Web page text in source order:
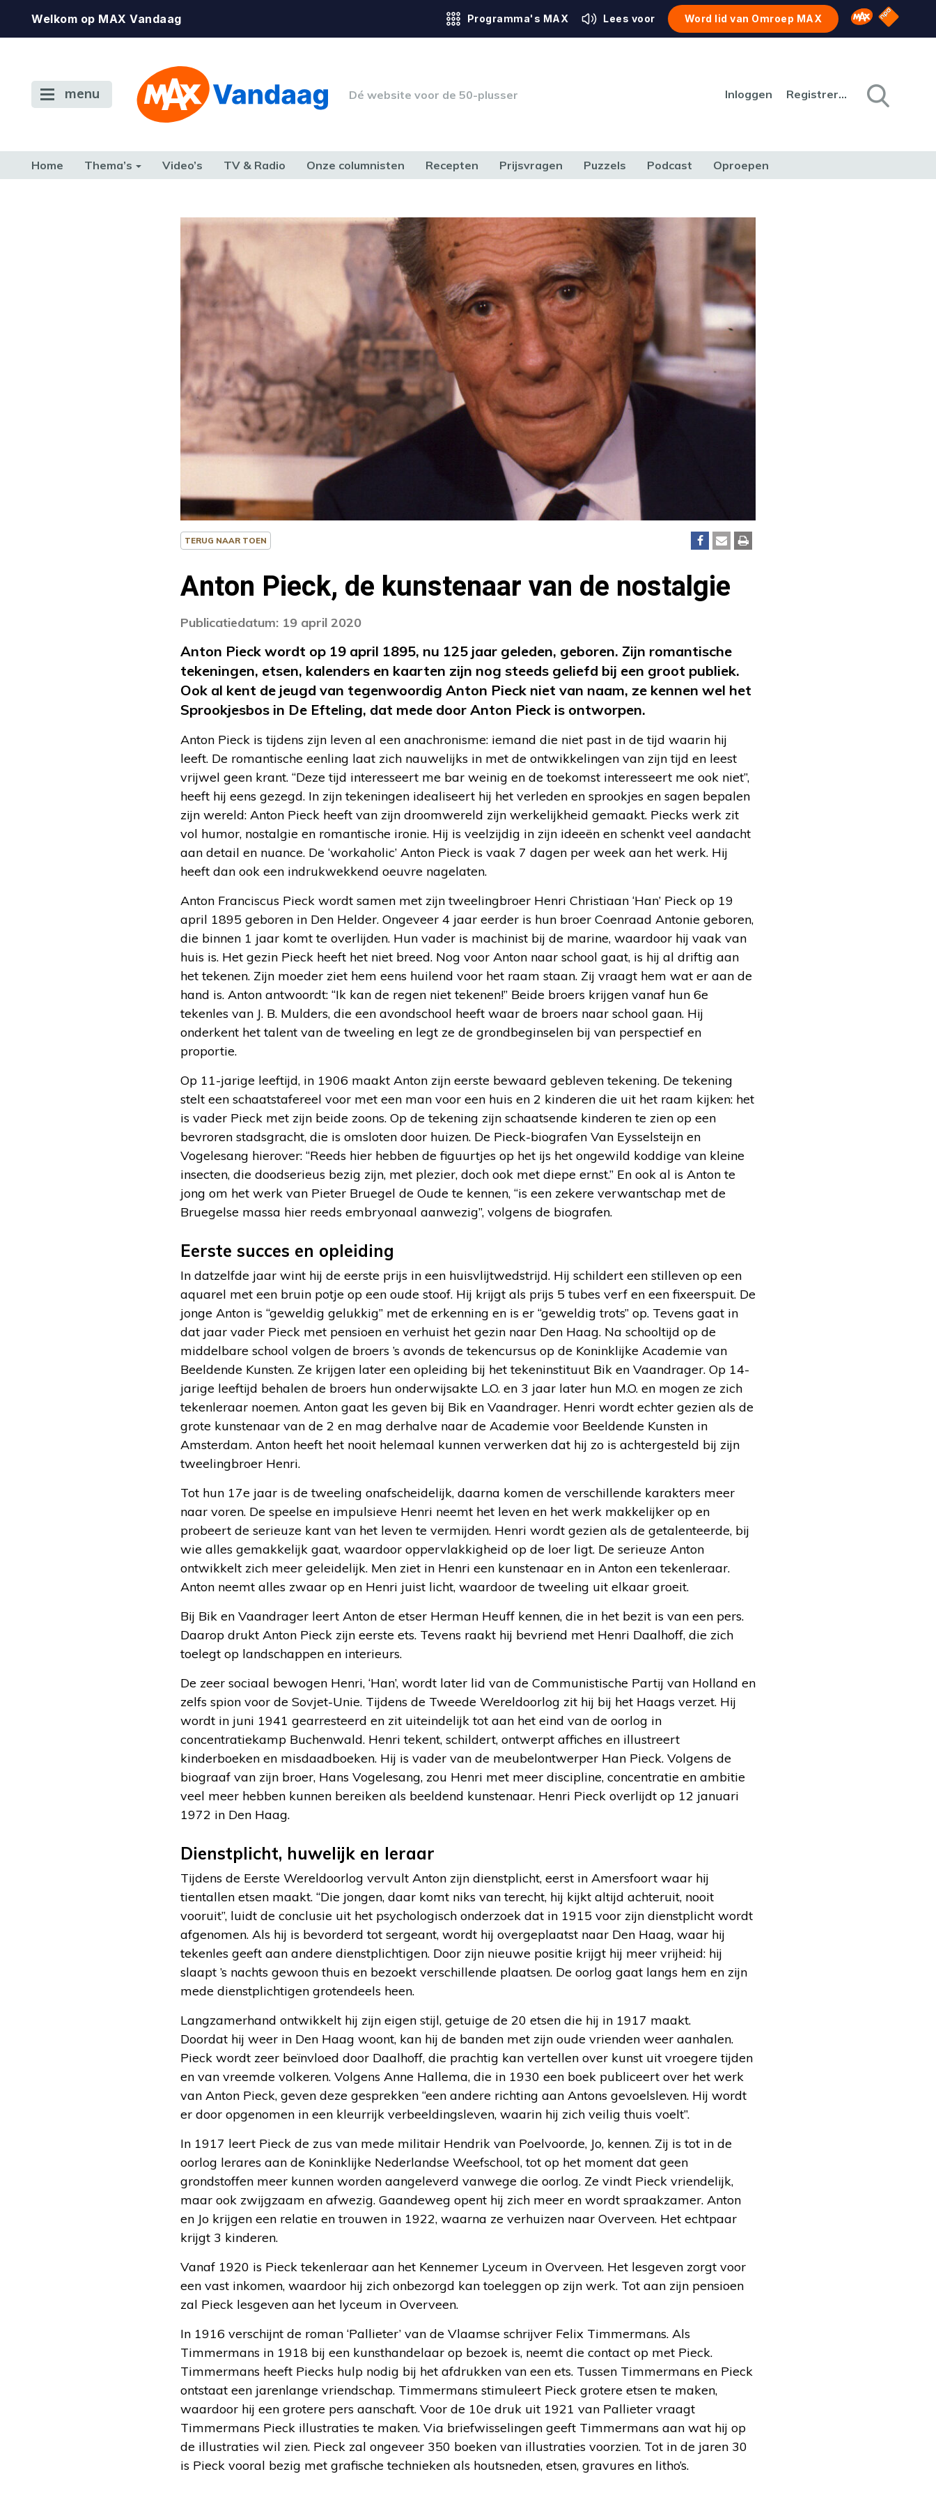
Welkom op MAX Vandaag Programma's MAX Lees voor Word lid van Omroep MAX Omroep MAX
NPO
menu Dé website voor de 50-plusser Inloggen Registreren
Home Thema’s Video’s TV & Radio Onze columnisten Recepten Prijsvragen Puzzels Podcast Oproepen
TERUG NAAR TOEN
Anton Pieck, de kunstenaar van de nostalgie
Publicatiedatum: 19 april 2020
Anton Pieck wordt op 19 april 1895, nu 125 jaar geleden, geboren. Zijn romantische
tekeningen, etsen, kalenders en kaarten zijn nog steeds geliefd bij een groot publiek.
Ook al kent de jeugd van tegenwoordig Anton Pieck niet van naam, ze kennen wel het
Sprookjesbos in De Efteling, dat mede door Anton Pieck is ontworpen.
Anton Pieck is tijdens zijn leven al een anachronisme: iemand die niet past in de tijd waarin hij
leeft. De romantische eenling laat zich nauwelijks in met de ontwikkelingen van zijn tijd en leest
vrijwel geen krant. “Deze tijd interesseert me bar weinig en de toekomst interesseert me ook niet”,
heeft hij eens gezegd. In zijn tekeningen idealiseert hij het verleden en sprookjes en sagen bepalen
zijn wereld: Anton Pieck heeft van zijn droomwereld zijn werkelijkheid gemaakt. Piecks werk zit
vol humor, nostalgie en romantische ironie. Hij is veelzijdig in zijn ideeën en schenkt veel aandacht
aan detail en nuance. De ‘workaholic’ Anton Pieck is vaak 7 dagen per week aan het werk. Hij
heeft dan ook een indrukwekkend oeuvre nagelaten.
Anton Franciscus Pieck wordt samen met zijn tweelingbroer Henri Christiaan ‘Han’ Pieck op 19
april 1895 geboren in Den Helder. Ongeveer 4 jaar eerder is hun broer Coenraad Antonie geboren,
die binnen 1 jaar komt te overlijden. Hun vader is machinist bij de marine, waardoor hij vaak van
huis is. Het gezin Pieck heeft het niet breed. Nog voor Anton naar school gaat, is hij al driftig aan
het tekenen. Zijn moeder ziet hem eens huilend voor het raam staan. Zij vraagt hem wat er aan de
hand is. Anton antwoordt: “Ik kan de regen niet tekenen!” Beide broers krijgen vanaf hun 6e
tekenles van J. B. Mulders, die een avondschool heeft waar de broers naar school gaan. Hij
onderkent het talent van de tweeling en legt ze de grondbeginselen bij van perspectief en
proportie.
Op 11-jarige leeftijd, in 1906 maakt Anton zijn eerste bewaard gebleven tekening. De tekening
stelt een schaatstafereel voor met een man voor een huis en 2 kinderen die uit het raam kijken: het
is vader Pieck met zijn beide zoons. Op de tekening zijn schaatsende kinderen te zien op een
bevroren stadsgracht, die is omsloten door huizen. De Pieck-biografen Van Eysselsteijn en
Vogelesang hierover: “Reeds hier hebben de figuurtjes op het ijs het ongewild koddige van kleine
insecten, die doodserieus bezig zijn, met plezier, doch ook met diepe ernst.” En ook al is Anton te
jong om het werk van Pieter Bruegel de Oude te kennen, “is een zekere verwantschap met de
Bruegelse massa hier reeds embryonaal aanwezig”, volgens de biografen.
Eerste succes en opleiding
In datzelfde jaar wint hij de eerste prijs in een huisvlijtwedstrijd. Hij schildert een stilleven op een
aquarel met een bruin potje op een oude stoof. Hij krijgt als prijs 5 tubes verf en een fixeerspuit. De
jonge Anton is “geweldig gelukkig” met de erkenning en is er “geweldig trots” op. Tevens gaat in
dat jaar vader Pieck met pensioen en verhuist het gezin naar Den Haag. Na schooltijd op de
middelbare school volgen de broers ’s avonds de tekencursus op de Koninklijke Academie van
Beeldende Kunsten. Ze krijgen later een opleiding bij het tekeninstituut Bik en Vaandrager. Op 14-
jarige leeftijd behalen de broers hun onderwijsakte L.O. en 3 jaar later hun M.O. en mogen ze zich
tekenleraar noemen. Anton gaat les geven bij Bik en Vaandrager. Henri wordt echter gezien als de
grote kunstenaar van de 2 en mag derhalve naar de Academie voor Beeldende Kunsten in
Amsterdam. Anton heeft het nooit helemaal kunnen verwerken dat hij zo is achtergesteld bij zijn
tweelingbroer Henri.
Tot hun 17e jaar is de tweeling onafscheidelijk, daarna komen de verschillende karakters meer
naar voren. De speelse en impulsieve Henri neemt het leven en het werk makkelijker op en
probeert de serieuze kant van het leven te vermijden. Henri wordt gezien als de getalenteerde, bij
wie alles gemakkelijk gaat, waardoor oppervlakkigheid op de loer ligt. De serieuze Anton
ontwikkelt zich meer geleidelijk. Men ziet in Henri een kunstenaar en in Anton een tekenleraar.
Anton neemt alles zwaar op en Henri juist licht, waardoor de tweeling uit elkaar groeit.
Bij Bik en Vaandrager leert Anton de etser Herman Heuff kennen, die in het bezit is van een pers.
Daarop drukt Anton Pieck zijn eerste ets. Tevens raakt hij bevriend met Henri Daalhoff, die zich
toelegt op landschappen en interieurs.
De zeer sociaal bewogen Henri, ‘Han’, wordt later lid van de Communistische Partij van Holland en
zelfs spion voor de Sovjet-Unie. Tijdens de Tweede Wereldoorlog zit hij bij het Haags verzet. Hij
wordt in juni 1941 gearresteerd en zit uiteindelijk tot aan het eind van de oorlog in
concentratiekamp Buchenwald. Henri tekent, schildert, ontwerpt affiches en illustreert
kinderboeken en misdaadboeken. Hij is vader van de meubelontwerper Han Pieck. Volgens de
biograaf van zijn broer, Hans Vogelesang, zou Henri met meer discipline, concentratie en ambitie
veel meer hebben kunnen bereiken als beeldend kunstenaar. Henri Pieck overlijdt op 12 januari
1972 in Den Haag.
Dienstplicht, huwelijk en leraar
Tijdens de Eerste Wereldoorlog vervult Anton zijn dienstplicht, eerst in Amersfoort waar hij
tientallen etsen maakt. “Die jongen, daar komt niks van terecht, hij kijkt altijd achteruit, nooit
vooruit”, luidt de conclusie uit het psychologisch onderzoek dat in 1915 voor zijn dienstplicht wordt
afgenomen. Als hij is bevorderd tot sergeant, wordt hij overgeplaatst naar Den Haag, waar hij
tekenles geeft aan andere dienstplichtigen. Door zijn nieuwe positie krijgt hij meer vrijheid: hij
slaapt ’s nachts gewoon thuis en bezoekt verschillende plaatsen. De oorlog gaat langs hem en zijn
mede dienstplichtigen grotendeels heen.
Langzamerhand ontwikkelt hij zijn eigen stijl, getuige de 20 etsen die hij in 1917 maakt.
Doordat hij weer in Den Haag woont, kan hij de banden met zijn oude vrienden weer aanhalen.
Pieck wordt zeer beïnvloed door Daalhoff, die prachtig kan vertellen over kunst uit vroegere tijden
en van vreemde volkeren. Volgens Anne Hallema, die in 1930 een boek publiceert over het werk
van Anton Pieck, geven deze gesprekken “een andere richting aan Antons gevoelsleven. Hij wordt
er door opgenomen in een kleurrijk verbeeldingsleven, waarin hij zich veilig thuis voelt”.
In 1917 leert Pieck de zus van mede militair Hendrik van Poelvoorde, Jo, kennen. Zij is tot in de
oorlog lerares aan de Koninklijke Nederlandse Weefschool, tot op het moment dat geen
grondstoffen meer kunnen worden aangeleverd vanwege die oorlog. Ze vindt Pieck vriendelijk,
maar ook zwijgzaam en afwezig. Gaandeweg opent hij zich meer en wordt spraakzamer. Anton
en Jo krijgen een relatie en trouwen in 1922, waarna ze verhuizen naar Overveen. Het echtpaar
krijgt 3 kinderen.
Vanaf 1920 is Pieck tekenleraar aan het Kennemer Lyceum in Overveen. Het lesgeven zorgt voor
een vast inkomen, waardoor hij zich onbezorgd kan toeleggen op zijn werk. Tot aan zijn pensioen
zal Pieck lesgeven aan het lyceum in Overveen.
In 1916 verschijnt de roman ‘Pallieter’ van de Vlaamse schrijver Felix Timmermans. Als
Timmermans in 1918 bij een kunsthandelaar op bezoek is, neemt die contact op met Pieck.
Timmermans heeft Piecks hulp nodig bij het afdrukken van een ets. Tussen Timmermans en Pieck
ontstaat een jarenlange vriendschap. Timmermans stimuleert Pieck grotere etsen te maken,
waardoor hij een grotere pers aanschaft. Voor de 10e druk uit 1921 van Pallieter vraagt
Timmermans Pieck illustraties te maken. Via briefwisselingen geeft Timmermans aan wat hij op
de illustraties wil zien. Pieck zal ongeveer 350 boeken van illustraties voorzien. Tot in de jaren 30
is Pieck vooral bezig met grafische technieken als houtsneden, etsen, gravures en litho’s.